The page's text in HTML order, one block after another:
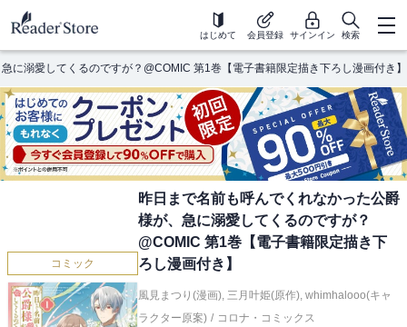
はじめて 会員登録 サインイン 検索
に溺愛してくるのですが？@COMIC 第1巻【電子書籍限定描き下ろし漫画付き】
コミック
昨日まで名前も呼んでくれなかった公爵
様が、急に溺愛してくるのですが？
@COMIC 第1巻【電子書籍限定描き下
ろし漫画付き】
風見まつり(漫画), 三月叶姫(原作), whimhalooo(キャ
ラクター原案) / コロナ・コミックス